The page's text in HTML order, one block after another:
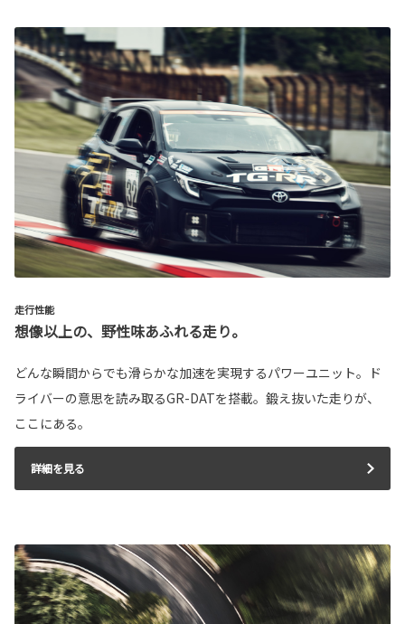
走行性能
想像以上の、野性味あふれる走り。
どんな瞬間からでも滑らかな加速を実現するパワーユニット。ド
ライバーの意思を読み取るGR-DATを搭載。鍛え抜いた走りが、
ここにある。
詳細を見る